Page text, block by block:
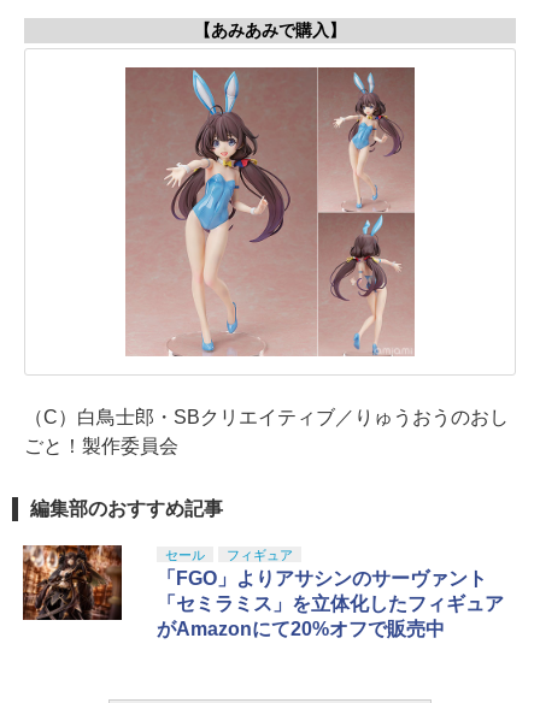
【あみあみで購入】
（C）白鳥士郎・SBクリエイティブ／りゅうおうのおし
ごと！製作委員会
編集部のおすすめ記事
セール フィギュア
「FGO」よりアサシンのサーヴァント
「セミラミス」を立体化したフィギュア
がAmazonにて20%オフで販売中